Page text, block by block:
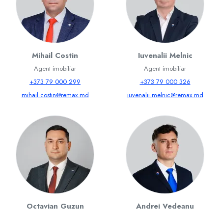
Mihail Costin
Agent imobiliar
+373 79 000 299
mihail.costin@remax.md
Iuvenalii Melnic
Agent imobiliar
+373 79 000 326
iuvenalii.melnic@remax.md
Octavian Guzun Andrei Vedeanu